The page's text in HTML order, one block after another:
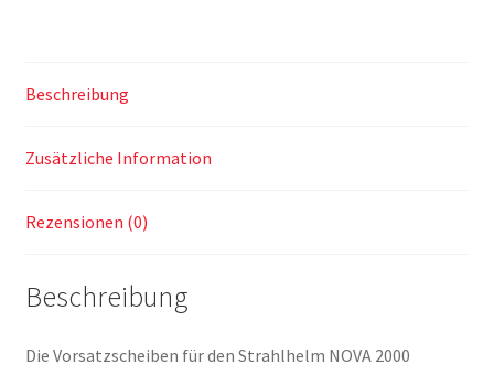
Beschreibung
Zusätzliche Information
Rezensionen (0)
Beschreibung
Die Vorsatzscheiben für den Strahlhelm NOVA 2000